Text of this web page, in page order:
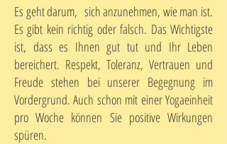
Es geht darum, sich anzunehmen, wie man ist.
Es gibt kein richtig oder falsch. Das Wichtigste
ist, dass es Ihnen gut tut und Ihr Leben
bereichert. Respekt, Toleranz, Vertrauen und
Freude stehen bei unserer Begegnung im
Vordergrund. Auch schon mit einer Yogaeinheit
pro Woche können Sie positive Wirkungen
spüren.